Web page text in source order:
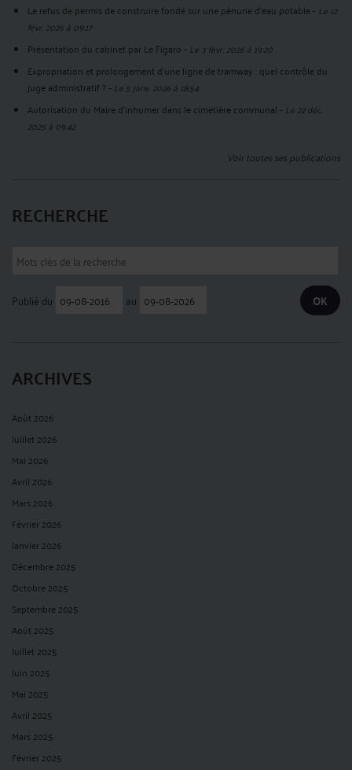
Le refus de permis de construire fondé sur une pénurie d’eau potable- Le 12
févr. 2026 à 09:17
Présentation du cabinet par Le Figaro- Le 3 févr. 2026 à 19:20
Expropriation et prolongement d’une ligne de tramway : quel contrôle du
juge administratif ?- Le 5 janv. 2026 à 18:54
Autorisation du Maire d'inhumer dans le cimetière communal- Le 22 déc.
2025 à 09:42
Voir toutes ses publications
RECHERCHE
Publié du au
ARCHIVES
Août 2026
Juillet 2026
Mai 2026
Avril 2026
Mars 2026
Février 2026
Janvier 2026
Décembre 2025
Octobre 2025
Septembre 2025
Août 2025
Juillet 2025
Juin 2025
Mai 2025
Avril 2025
Mars 2025
Février 2025